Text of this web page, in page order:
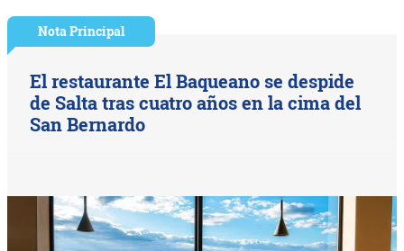
Nota Principal
El restaurante El Baqueano se despide
de Salta tras cuatro años en la cima del
San Bernardo